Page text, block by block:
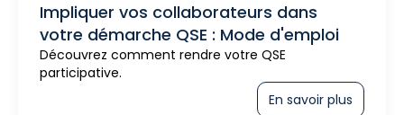
Impliquer vos collaborateurs dans
votre démarche QSE : Mode d'emploi
Découvrez comment rendre votre QSE
participative.
En savoir plus